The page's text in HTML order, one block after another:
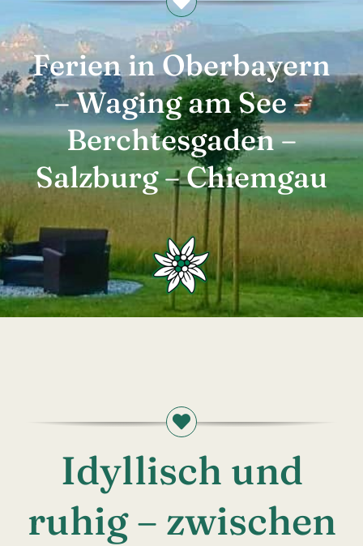
Ferien in Oberbayern
– Waging am See –
Berchtesgaden –
Salzburg – Chiemgau
Idyllisch und
ruhig – zwischen